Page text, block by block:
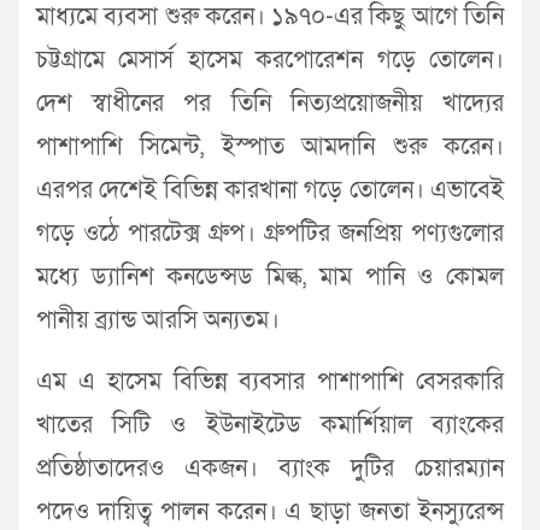
মাধ্যমে ব্যবসা শুরু করেন। ১৯৭০-এর কিছু আগে তিনি
চট্টগ্রামে মেসার্স হাসেম করপোরেশন গড়ে তোলেন।
দেশ স্বাধীনের পর তিনি নিত্যপ্রয়োজনীয় খাদ্যের
পাশাপাশি সিমেন্ট, ইস্পাত আমদানি শুরু করেন।
এরপর দেশেই বিভিন্ন কারখানা গড়ে তোলেন। এভাবেই
গড়ে ওঠে পারটেক্স গ্রুপ। গ্রুপটির জনপ্রিয় পণ্যগুলোর
মধ্যে ড্যানিশ কনডেন্সড মিল্ক, মাম পানি ও কোমল
পানীয় ব্র্যান্ড আরসি অন্যতম।
এম এ হাসেম বিভিন্ন ব্যবসার পাশাপাশি বেসরকারি
খাতের সিটি ও ইউনাইটেড কমার্শিয়াল ব্যাংকের
প্রতিষ্ঠাতাদেরও একজন। ব্যাংক দুটির চেয়ারম্যান
পদেও দায়িত্ব পালন করেন। এ ছাড়া জনতা ইনস্যুরেন্স